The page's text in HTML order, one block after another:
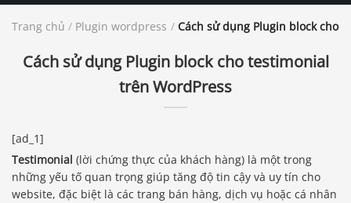
Trang chủ / Plugin wordpress / Cách sử dụng Plugin block cho
Cách sử dụng Plugin block cho testimonial
trên WordPress
[ad_1]
Testimonial (lời chứng thực của khách hàng) là một trong
những yếu tố quan trọng giúp tăng độ tin cậy và uy tín cho
website, đặc biệt là các trang bán hàng, dịch vụ hoặc cá nhân